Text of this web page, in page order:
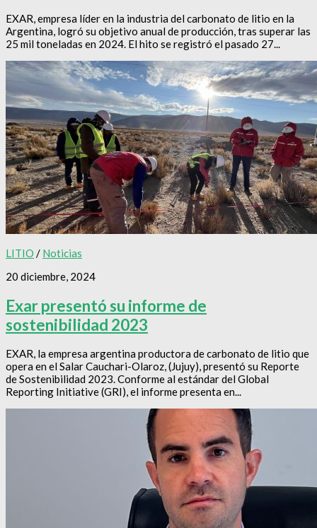
EXAR, empresa líder en la industria del carbonato de litio en la
Argentina, logró su objetivo anual de producción, tras superar las
25 mil toneladas en 2024. El hito se registró el pasado 27...
LITIO / Noticias
20 diciembre, 2024
Exar presentó su informe de
sostenibilidad 2023
EXAR, la empresa argentina productora de carbonato de litio que
opera en el Salar Cauchari-Olaroz, (Jujuy), presentó su Reporte
de Sostenibilidad 2023. Conforme al estándar del Global
Reporting Initiative (GRI), el informe presenta en...